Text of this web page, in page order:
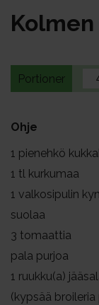
Portioner
Ohje
1 pienehkö
1 tl kurkumaa
1 valkosipulin
suolaa
3 tomaattia
pala purjoa
1 ruukku(a)
(kypsää